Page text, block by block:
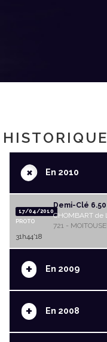
+En 2010
17/04/2010
PROTO
Demi-Clé
CHOMBART de
721 -
31h44'18
+ En 2009
+ En 2008